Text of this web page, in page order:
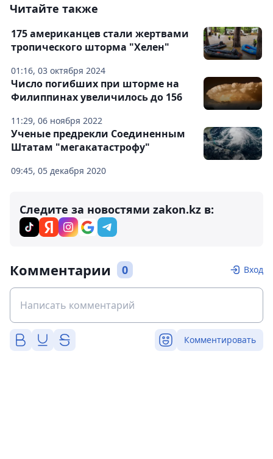
Читайте также
01:16, 03 октября 2024
175 американцев стали жертвами
тропического шторма "Хелен"
11:29, 06 ноября 2022
Число погибших при шторме на
Филиппинах увеличилось до 156
09:45, 05 декабря 2020
Ученые предрекли Соединенным
Штатам "мегакатастрофу"
Следите за новостями zakon.kz в:
Комментарии 0 Вход
Комментировать